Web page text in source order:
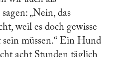
„Nein, das
weil es doch gewisse
müssen.“ Ein Hund
acht Stunden täglich